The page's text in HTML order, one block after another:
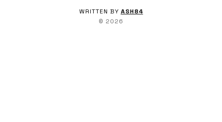
WRITTEN BY ASH84
© 2026